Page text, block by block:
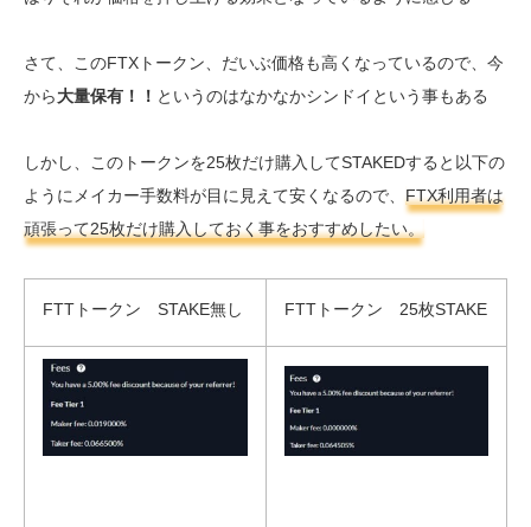
さて、このFTXトークン、だいぶ価格も高くなっているので、今
から大量保有！！ というのはなかなかシンドイという事もある
しかし、このトークンを25枚だけ購入してSTAKEDすると以下の
ようにメイカー手数料が目に見えて安くなるので、 FTX利用者は
頑張って25枚だけ購入しておく事をおすすめしたい。
FTTトークン STAKE無し FTTトークン 25枚STAKE